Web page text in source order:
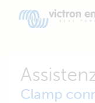
Clamp